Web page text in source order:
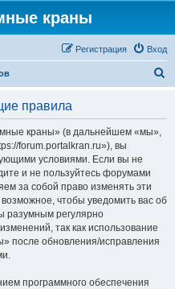
краны
Вход
Регистрация
правила
краны» (в дальнейшем «мы»,
forum.portalkran.ru»), вы
условиями. Если вы не
и не пользуйтесь форумами
за собой право изменять эти
чтобы уведомить вас об
разумным регулярно
так как использование
после обновления/исправления
программного обеспечения